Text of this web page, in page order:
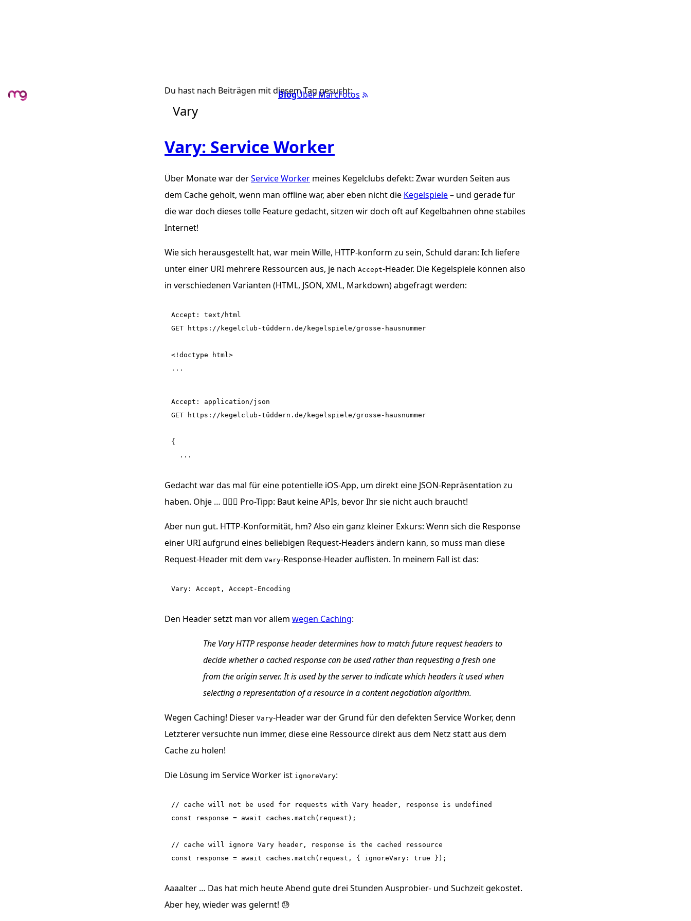
BlogÜber MarcFotos
Du hast nach Beiträgen mit diesem Tag gesucht:
Vary
Vary: Service Worker
Über Monate war derService Worker meines Kegelclubs defekt: Zwar wurden Seiten aus
dem Cache geholt, wenn man offline war, aber eben nicht die Kegelspiele– und gerade für
die war doch dieses tolle Feature gedacht, sitzen wir doch oft auf Kegelbahnen ohne stabiles
Internet!
Wie sich herausgestellt hat, war mein Wille, HTTP-konform zu sein, Schuld daran: Ich liefere
unter einer URI mehrere Ressourcen aus, je nach Accept-Header. Die Kegelspiele können also
in verschiedenen Varianten (HTML, JSON, XML, Markdown) abgefragt werden:
Accept: text/html
GET https://kegelclub-tüddern.de/kegelspiele/grosse-hausnummer
<!doctype html>
Accept: application/json
GET https://kegelclub-tüddern.de/kegelspiele/grosse-hausnummer
{
Gedacht war das mal für eine potentielle iOS-App, um direkt eine JSON-Repräsentation zu
haben. Ohje … 🤷🏻‍♂️ Pro-Tipp: Baut keine APIs, bevor Ihr sie nicht auch braucht!
Aber nun gut. HTTP-Konformität, hm? Also ein ganz kleiner Exkurs: Wenn sich die Response
einer URIaufgrund eines beliebigen Request-Headers ändern kann, so muss man diese
Request-Header mit dem Vary-Response-Header auflisten. In meinem Fall ist das:
Den Header setzt man vor allem wegen Caching:
The Vary HTTP response header determines how to match future request headers to
decide whether a cached response can be used rather than requesting a fresh one
from the origin server. It is used by the server to indicate which headers it used when
selecting a representation of a resource in a content negotiation algorithm.
Wegen Caching! Dieser Vary-Header war der Grund für den defekten Service Worker, denn
Letzterer versuchte nun immer, diese eine Ressource direkt aus dem Netz statt aus dem
Cache zu holen!
Die Lösung im Service Worker ist ignoreVary:
// cache will not be used for requests with Vary header, response is undefined
const response = await caches.match(request);
// cache will ignore Vary header, response is the cached ressource
Aaaalter … Das hat mich heute Abend gute drei Stunden Ausprobier- und Suchzeit gekostet.
Aber hey, wieder was gelernt! 😓